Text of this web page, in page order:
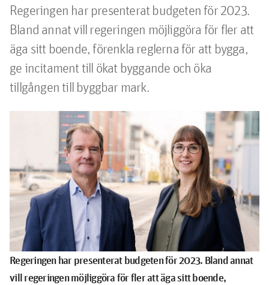
Regeringen har presenterat budgeten för 2023.
Bland annat vill regeringen möjliggöra för fler att
äga sitt boende, förenkla reglerna för att bygga,
ge incitament till ökat byggande och öka
tillgången till byggbar mark.
Regeringen har presenterat budgeten för 2023. Bland annat
vill regeringen möjliggöra för fler att äga sitt boende,